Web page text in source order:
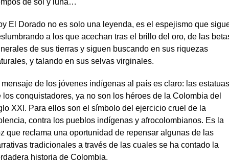
de sol y luna…
El Dorado no es solo una leyenda, es el espejismo que
a los que acechan tras el brillo del oro, de las
de sus tierras y siguen buscando en sus riquezas
y talando en sus selvas virginales.
de los jóvenes indígenas al país es claro: las estatuas
los conquistadores, ya no son los héroes de la Colombia del
XXI. Para ellos son el símbolo del ejercicio cruel de la
contra los pueblos indígenas y afrocolombianos. Es la
que reclama una oportunidad de repensar algunas de las
tradicionales a través de las cuales se ha contado la
historia de Colombia.